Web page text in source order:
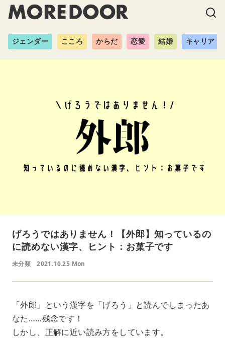
ジェンダー こころ からだ 恋愛 結婚 キャリア
げろうではありません！【外郎】知っているの
に読めない漢字、ヒント：お菓子です
未分類 2021.10.25 Mon
「外郎」という漢字を「げろう」と読んでしまったあ
なた……残念です！
しかし、正解に近い読み方をしています。